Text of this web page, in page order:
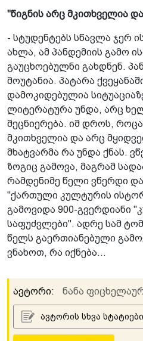
"წიგნის არც მკითხველია
- სტუდენტებს სწავლა ჯერ
ახლა, ამ პანდემიის გამო
გაუცხოებულნი გახდნენ.
მოუტანია. პატარა
დამოკიდებულია
ლიტერატურა უნდა, არც
მეცნიერება. იმ დროს, როცა
მკითხველია და არც
მხატვარმა რა უნდა ქნას.
ზოგიც გამოვა, მაგრამ
რამდენიმე წელი ვწერდი
"ქართული კულტურის
გამოვიდა 900-გვერდიანი
საფუძვლები". ადრე სამ
წელს გაერთიანებული
ვნახოთ, რა იქნება...
ავტორი: ნანა
ავტორის სხვა სტატიები